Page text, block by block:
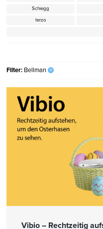
Filter:Bellman ×
Vibio – Rechtzeitig
Schiegg
terzo